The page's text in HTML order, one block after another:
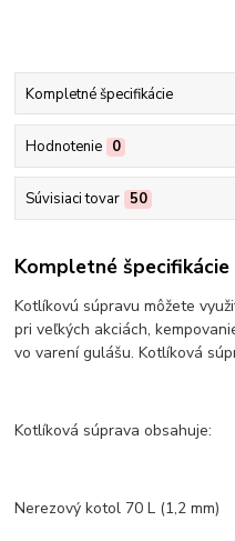
Kompletné špecifikácie
Hodnotenie 0
Súvisiaci tovar 50
Kompletné špecifikácie
Kotlíkovú súpravu môžete
pri veľkých akciách,
vo varení gulášu. Kotlíková
Kotlíková súprava obsahuje:
Nerezový kotol 70 L (1,2 mm)